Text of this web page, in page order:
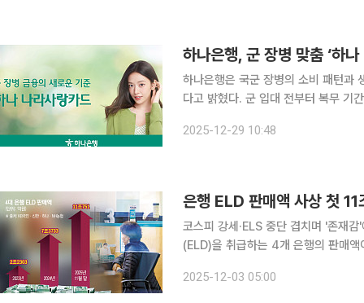
하나은행, 군 장병 맞춤 ‘하
하나은행은 국군 장병의 소비 패턴과
다고 밝혔다. 군 입대 전부터 복무 기
혜택을 강화했다. PX 최대 30%, 온
2025-12-29 10:48
코스피 강세·ELS 중단 겹치며 '존재감'예금 매
(ELD)을 취급하는 4개 은행의 판매
2025-12-03 05:00